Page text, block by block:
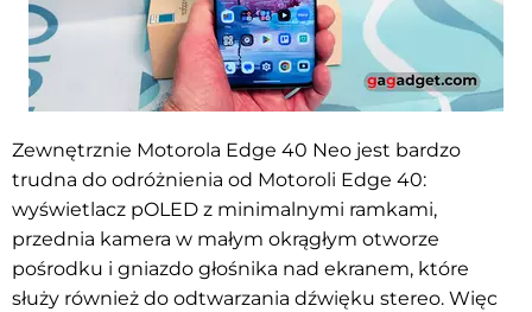
Zewnętrznie Motorola Edge 40 Neo jest bardzo
trudna do odróżnienia od Motoroli Edge 40:
wyświetlacz pOLED z minimalnymi ramkami,
przednia kamera w małym okrągłym otworze
pośrodku i gniazdo głośnika nad ekranem, które
służy również do odtwarzania dźwięku stereo. Więc